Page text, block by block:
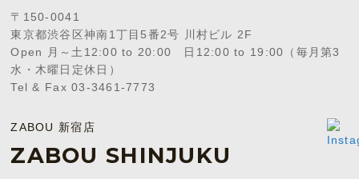
〒150-0041
東京都渋谷区神南1丁目5番2号 川村ビル 2F
Open 月～土12:00 to 20:00 日12:00 to 19:00（毎月第3
水・木曜日定休日）
Tel & Fax 03-3461-7773
ZABOU 新宿店
ZABOU SHINJUKU